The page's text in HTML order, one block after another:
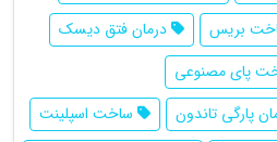
بریس
درمان فتق دیسک
پای مصنوعی
پارگی تاندون
ساخت اسپلینت